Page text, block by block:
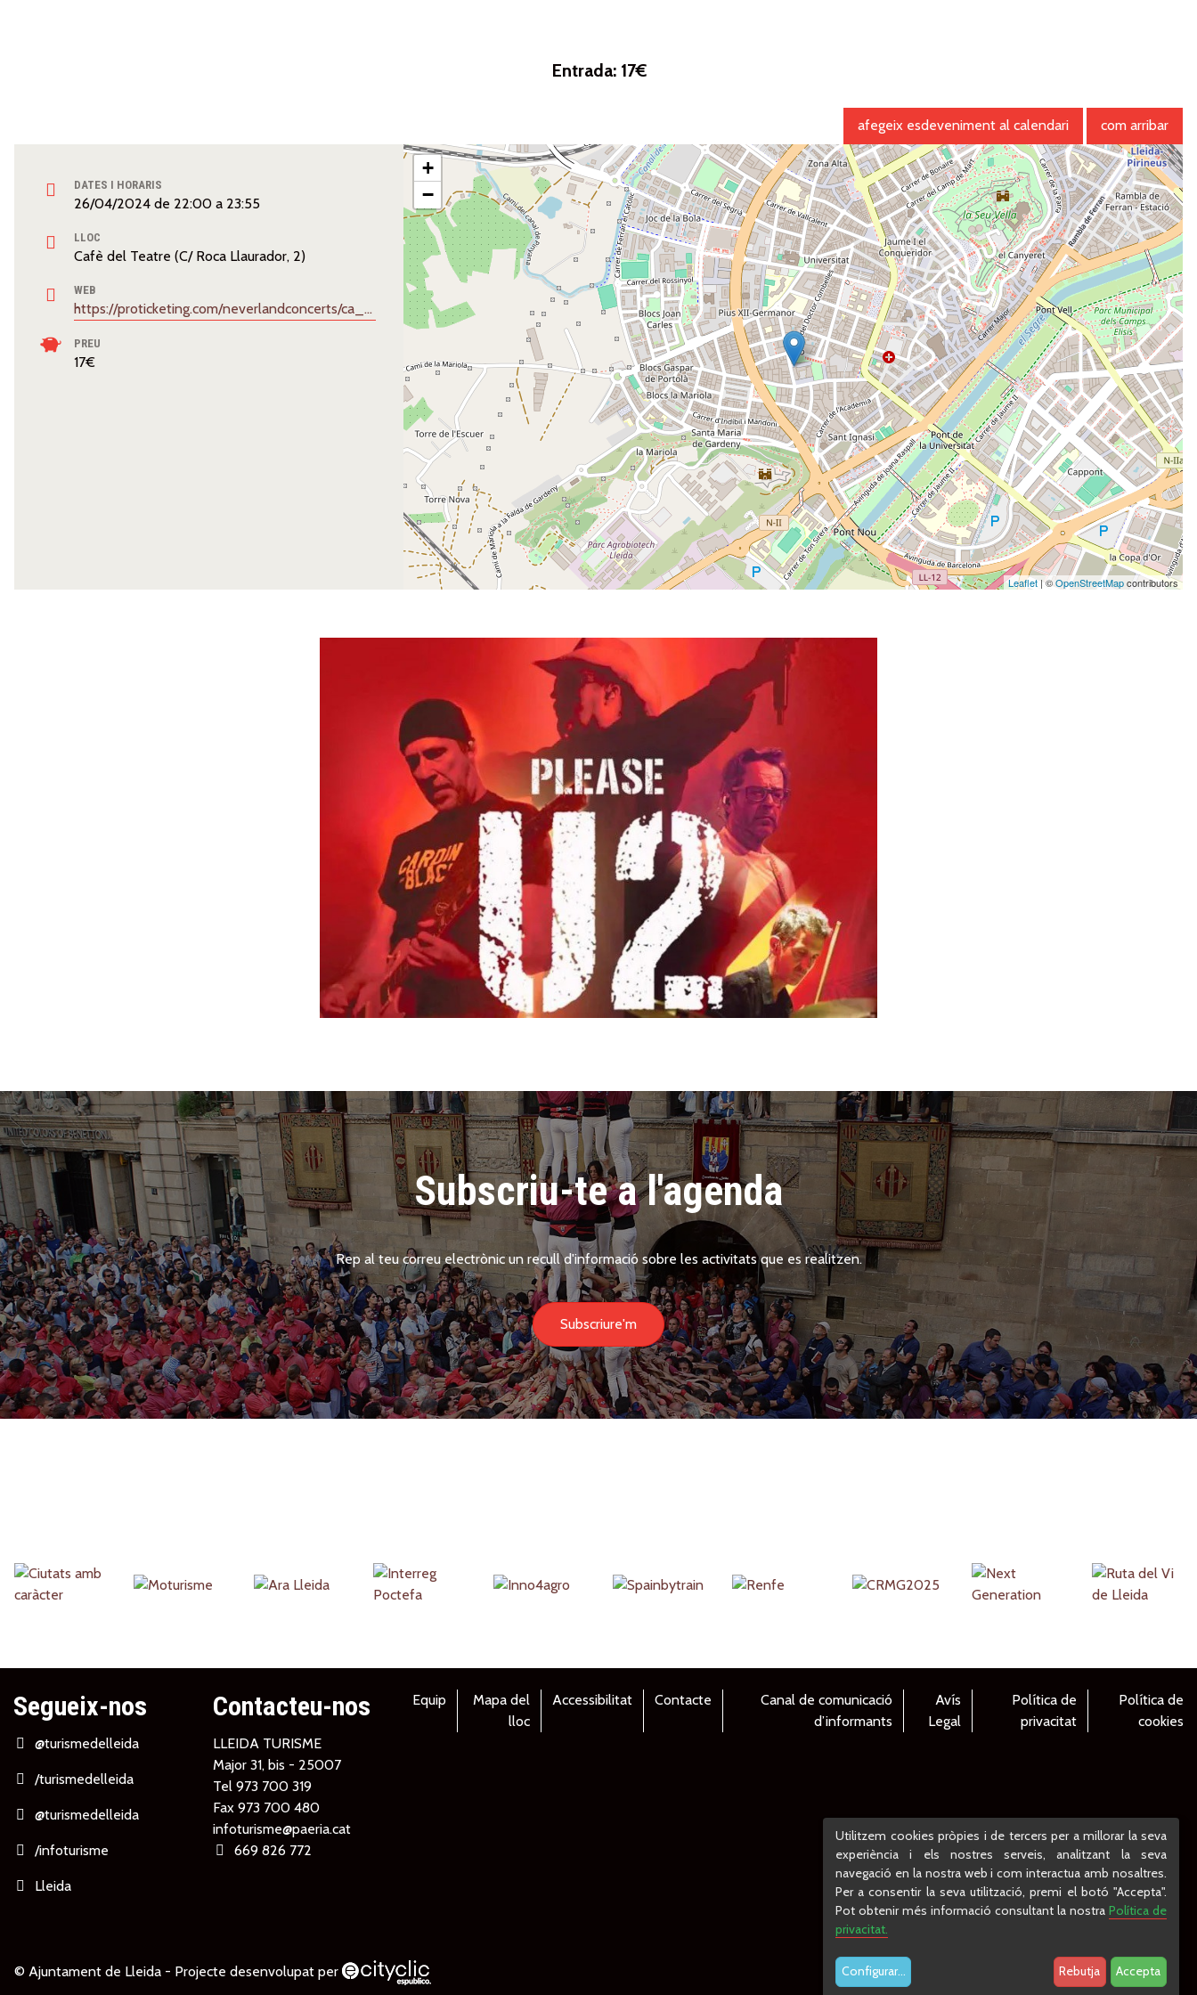
Entrada: 17€
DATES I HORARIS
26/04/2024 de 22:00 a 23:55
LLOC
Cafè del Teatre (C/ Roca Llaurador, 2)
WEB
https://proticketing.com/neverlandconcerts/ca_ES/entradas/evento/35751/session/2044206/select
PREU
17€
afegeix esdeveniment al calendari com arribar
+
−
Leaflet| ©OpenStreetMapcontributors
Subscriu-te a l'agenda
Rep al teu correu electrònic un recull d'informació sobre les activitats que es realitzen.
Subscriure'm
Partners
Segueix-nos
@turismedelleida
/turismedelleida
@turismedelleida
/infoturisme
Lleida
Contacteu-nos
LLEIDA TURISME
Major 31, bis - 25007
Tel 973 700 319
Fax 973 700 480
infoturisme@paeria.cat
669 826 772
Equip
Mapa del
lloc
Accessibilitat Contacte
Canal de comunicació
d’informants
Avís
Legal
Política de
privacitat
Política de
cookies
© Ajuntament de Lleida - Projecte desenvolupat per
Utilitzem cookies pròpies i de tercers per a millorar la seva
experiència i els nostres serveis, analitzant la seva
navegació en la nostra web i com interactua amb nosaltres.
Per a consentir la seva utilització, premi el botó "Accepta".
Pot obtenir més informació consultant la nostra Política de
privacitat.
Configurar... Rebutja Accepta